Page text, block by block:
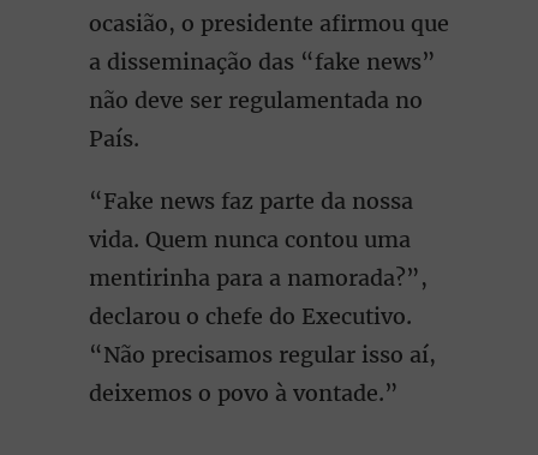
ocasião, o presidente afirmou que
a disseminação das “fake news”
não deve ser regulamentada no
País.
“Fake news faz parte da nossa
vida. Quem nunca contou uma
mentirinha para a namorada?”,
declarou o chefe do Executivo.
“Não precisamos regular isso aí,
deixemos o povo à vontade.”